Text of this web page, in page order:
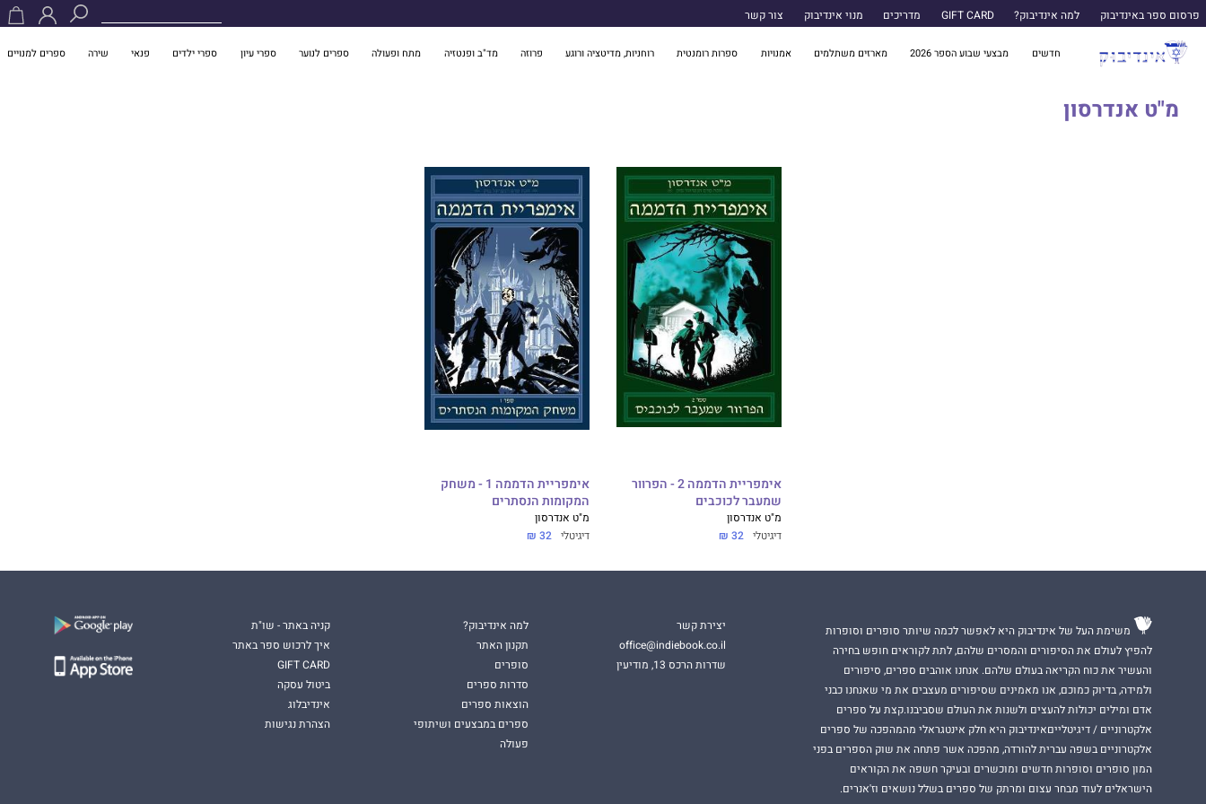
פרסום ספר באינדיבוק למה אינדיבוק? GIFT CARD מדריכים מנוי אינדיבוק צור קשר
חדשים מבצעי שבוע הספר 2026 מארזים משתלמים אמנויות ספרות רומנטית רוחניות, מדיטציה ורוגע פרוזה מד"ב ופנטזיה מתח ופעולה ספרים לנוער ספרי עיון ספרי ילדים פנאי שירה ספרים למנויים
מ"ט אנדרסון
אימפריית הדממה 2 - הפרוור
שמעבר לכוכבים
מ"ט אנדרסון
דיגיטלי 32 ₪
אימפריית הדממה 1 - משחק
המקומות הנסתרים
מ"ט אנדרסון
דיגיטלי 32 ₪
משימת העל של אינדיבוק היא לאפשר לכמה שיותר סופרים וסופרות
להפיץ לעולם את הסיפורים והמסרים שלהם, לתת לקוראים חופש בחירה
והעשיר את כוח הקריאה בעולם שלהם. אנחנו אוהבים ספרים, סיפורים
ולמידה, בדיוק כמוכם, אנו מאמינים שסיפורים מעצבים את מי שאנחנו כבני
אדם ומילים יכולות להעצים ולשנות את העולם שסביבנו.קצת על ספרים
אלקטרוניים / דיגיטלייםאינדיבוק היא חלק אינטגראלי מהמהפכה של ספרים
אלקטרוניים בשפה עברית להורדה, מהפכה אשר פתחה את שוק הספרים בפני
המון סופרים וסופרות חדשים ומוכשרים ובעיקר חשפה את הקוראים
הישראלים לעוד מבחר עצום ומרתק של ספרים בשלל נושאים וז'אנרים.
יצירת קשר
office@indiebook.co.il
שדרות הרכס 13, מודיעין
למה אינדיבוק?
תקנון האתר
סופרים
סדרות ספרים
הוצאות ספרים
ספרים במבצעים ושיתופי
פעולה
קניה באתר - שו"ת
איך לרכוש ספר באתר
GIFT CARD
ביטול עסקה
אינדיבלוג
הצהרת נגישות